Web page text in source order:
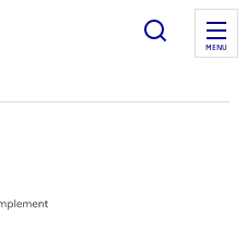
Ouvrir
MENU